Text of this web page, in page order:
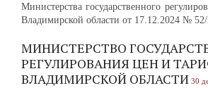
Министерства государственного
Владимирской области от 17.12.2024 №
МИНИСТЕРСТВО
РЕГУЛИРОВАНИЯ ЦЕН И
ВЛАДИМИРСКОЙ ОБЛАСТИ 30